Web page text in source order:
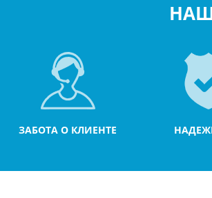
ЗАБОТА О КЛИЕНТЕ